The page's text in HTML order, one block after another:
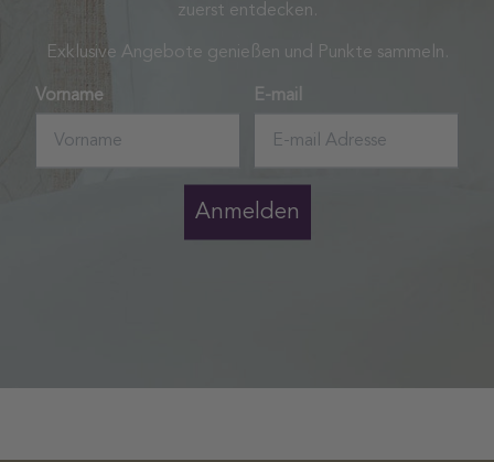
zuerst entdecken.
Exklusive Angebote genießen und Punkte sammeln.
Vorname E-mail
Anmelden